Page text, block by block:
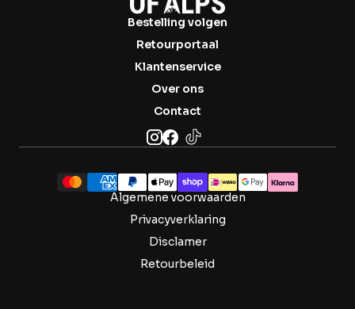
Bestelling volgen
Retourportaal
Klantenservice
Over ons
Contact
Algemene voorwaarden
Privacyverklaring
Disclamer
Retourbeleid